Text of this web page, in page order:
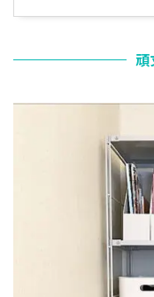
頑